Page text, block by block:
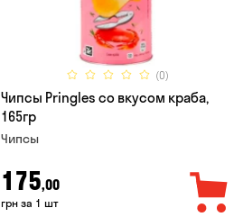
(0)
Чипсы Pringles со вкусом краба,
165гр
Чипсы
175,00
грн за 1 шт